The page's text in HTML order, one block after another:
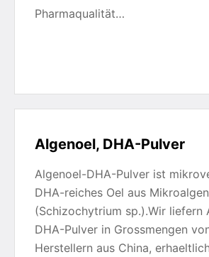
Pharmaqualität…
Algenoel, DHA-Pulver
Algenoel-DHA-Pulver ist
DHA-reiches Oel aus Mikroalgen
(Schizochytrium sp.).Wir liefern
DHA-Pulver in Grossmengen
Herstellern aus China,